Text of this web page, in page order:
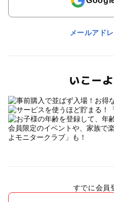
メールアド
いこー
会員限定のイベントや、家族で
よモニタークラブ」も！
すでに会員